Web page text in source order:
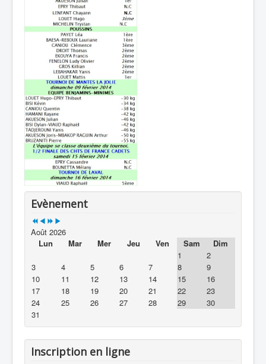
Evènement
Août 2026
Lun
Mar Mer Jeu Ven Sam
Dim
1
2
3
4 5 6 7 8
9
10
11 12 13 14 15
16
17
18 19 20 21 22
23
24
25 26 27 28 29
30
31
Inscription en ligne